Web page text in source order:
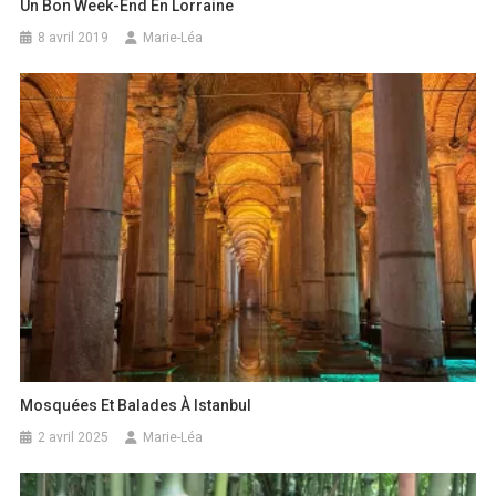
Un Bon Week-End En Lorraine
8 avril 2019 Marie-Léa
Mosquées Et Balades À Istanbul
2 avril 2025 Marie-Léa